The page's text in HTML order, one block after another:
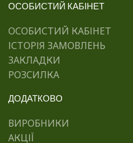
ОСОБИСТИЙ КАБІНЕТ
ОСОБИСТИЙ КАБІНЕТ
ІСТОРІЯ ЗАМОВЛЕНЬ
ЗАКЛАДКИ
РОЗСИЛКА
ДОДАТКОВО
ВИРОБНИКИ
АКЦІЇ